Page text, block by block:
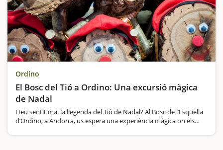
Ordino
El Bosc del Tió a Ordino: Una excursió màgica
de Nadal
Heu sentit mai la llegenda del Tió de Nadal? Al Bosc de l’Esquella
d’Ordino, a Andorra, us espera una experiència màgica on els